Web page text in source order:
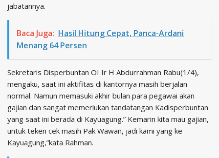
jabatannya.
Baca Juga: Hasil Hitung Cepat, Panca-Ardani
Menang 64 Persen
Sekretaris Disperbuntan OI Ir H Abdurrahman Rabu(1/4),
mengaku, saat ini aktifitas di kantornya masih berjalan
normal. Namun memasuki akhir bulan para pegawai akan
gajian dan sangat memerlukan tandatangan Kadisperbuntan
yang saat ini berada di Kayuagung.” Kemarin kita mau gajian,
untuk teken cek masih Pak Wawan, jadi kami yang ke
Kayuagung,”kata Rahman.